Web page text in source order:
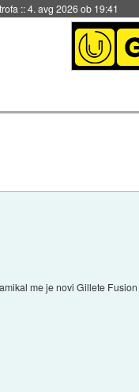
::4. avg 2026 ob 19:41
me je novi Gillete